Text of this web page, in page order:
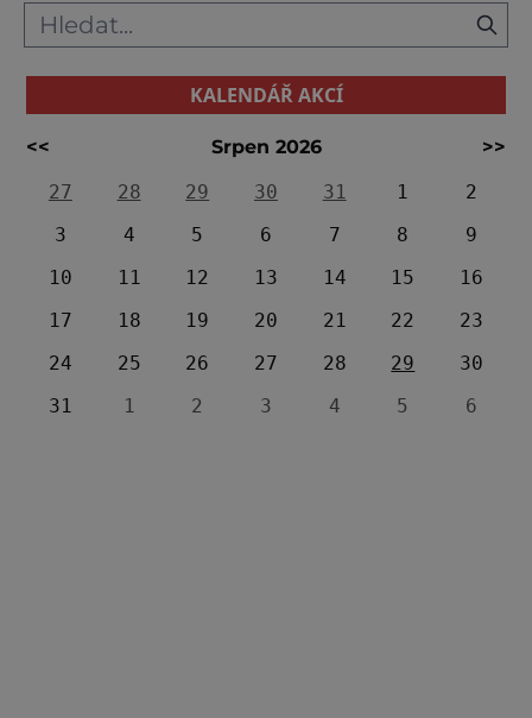
KALENDÁŘ AKCÍ
<< Srpen 2026
>>
27
28 29 30 31 1
2
3
4 5 6 7 8
9
10
11 12 13 14 15
16
17
18 19 20 21 22
23
24
25 26 27 28 29
30
31
1 2 3 4 5 6